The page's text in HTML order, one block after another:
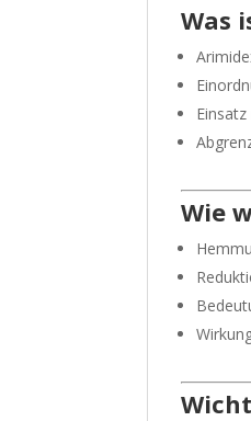
Was
Wie